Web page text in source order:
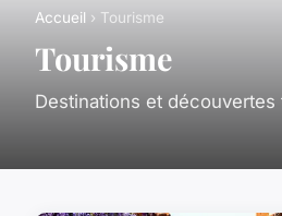
Accueil › Tourisme
Tourisme
Destinations et découvertes